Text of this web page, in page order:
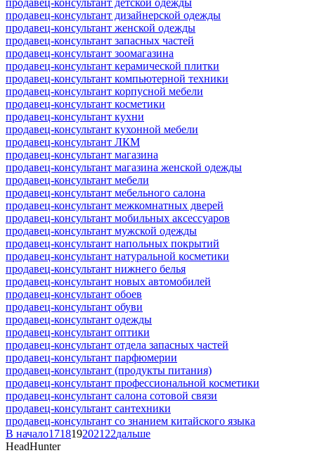
продавец-консультант дизайнерской одежды
продавец-консультант женской одежды
продавец-консультант запасных частей
продавец-консультант зоомагазина
продавец-консультант керамической плитки
продавец-консультант компьютерной техники
продавец-консультант корпусной мебели
продавец-консультант косметики
продавец-консультант кухни
продавец-консультант кухонной мебели
продавец-консультант ЛКМ
продавец-консультант магазина
продавец-консультант магазина женской одежды
продавец-консультант мебели
продавец-консультант мебельного салона
продавец-консультант межкомнатных дверей
продавец-консультант мобильных аксессуаров
продавец-консультант мужской одежды
продавец-консультант напольных покрытий
продавец-консультант натуральной косметики
продавец-консультант нижнего белья
продавец-консультант новых автомобилей
продавец-консультант обоев
продавец-консультант обуви
продавец-консультант одежды
продавец-консультант оптики
продавец-консультант отдела запасных частей
продавец-консультант парфюмерии
продавец-консультант (продукты питания)
продавец-консультант профессиональной косметики
продавец-консультант салона сотовой связи
продавец-консультант сантехники
продавец-консультант со знанием китайского языка
В начало1718192021 22дальше
HeadHunter